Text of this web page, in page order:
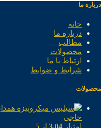
درباره ما
خانه
درباره ما
مطالب
محصولات
ارتباط با ما
شرایط و ضوابط
محصولات
حاجی